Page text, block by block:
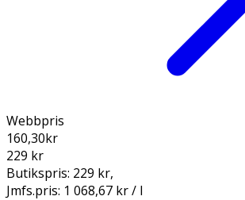
Webbpris
160,30kr
229 kr
Butikspris: 229 kr,
Jmfs.pris: 1 068,67 kr / l